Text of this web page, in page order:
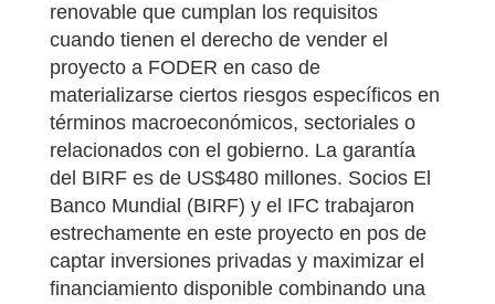
renovable que cumplan los requisitos
cuando tienen el derecho de vender el
proyecto a FODER en caso de
materializarse ciertos riesgos específicos en
términos macroeconómicos, sectoriales o
relacionados con el gobierno. La garantía
del BIRF es de US$480 millones. Socios El
Banco Mundial (BIRF) y el IFC trabajaron
estrechamente en este proyecto en pos de
captar inversiones privadas y maximizar el
financiamiento disponible combinando una